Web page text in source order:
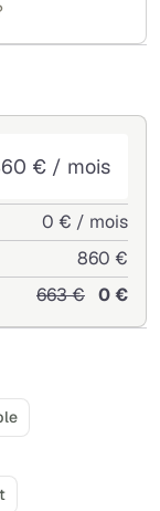
€ / mois
0 € / mois
860 €
663 € 0 €